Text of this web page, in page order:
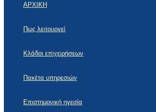
ΑΡΧΙΚΗ
Πως λειτουργεί
Κλάδοι επιχειρήσεων
Πακέτα υπηρεσιών
Επιστημονική ηγεσία